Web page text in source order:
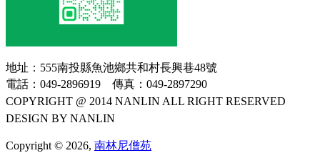
地址：555南投縣魚池鄉共和村長興巷48號
電話：049-2896919 傳真：049-2897290
COPYRIGHT @ 2014 NANLIN ALL RIGHT RESERVED
DESIGN BY NANLIN
Copyright © 2026, 南林尼僧苑